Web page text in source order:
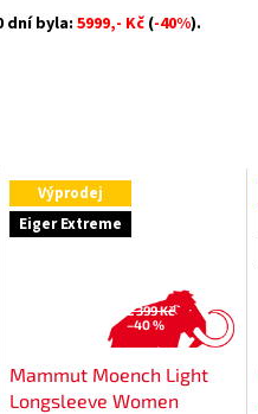
Výprodej
Eiger Extreme
2 399 Kč
–40 %
Mammut Moench Light
Longsleeve Women
dní byla: 5999,- Kč (-40%).